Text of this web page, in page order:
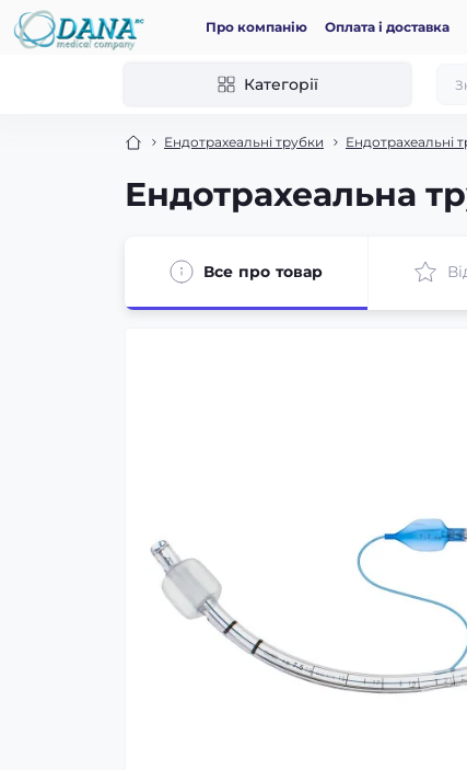
Про компанію Оплата і доставка
Категорії
Ендотрахеальні трубки Ендотрахеальні
Ендотрахеальна
Все про товар